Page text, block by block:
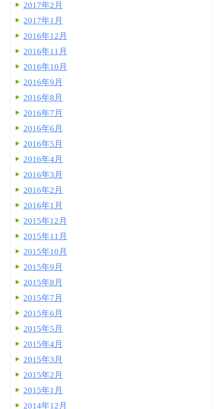
2017年2月
2017年1月
2016年12月
2016年11月
2016年10月
2016年9月
2016年8月
2016年7月
2016年6月
2016年5月
2016年4月
2016年3月
2016年2月
2016年1月
2015年12月
2015年11月
2015年10月
2015年9月
2015年8月
2015年7月
2015年6月
2015年5月
2015年4月
2015年3月
2015年2月
2015年1月
2014年12月